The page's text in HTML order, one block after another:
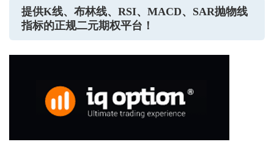
提供K线、布林线、RSI、MACD、SAR抛物线
指标的正规二元期权平台！